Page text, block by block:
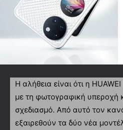
Η αλήθεια είναι ότι η
με τη φωτογραφική υπεροχή
σχεδιασμό. Από αυτό τον
εξαιρεθούν τα δύο νέα